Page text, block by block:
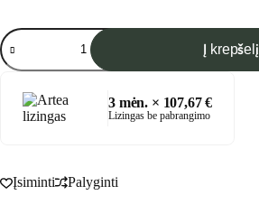
produkto
kiekis:
BRIX
SET2
staliukų
Į krepšelį
3mėn. × 107,67€
Lizingas be pabrangimo
Įsiminti Palyginti